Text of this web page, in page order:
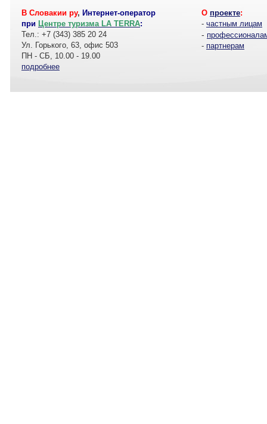
В Словакии ру, Интернет-оператор
при Центре туризма LA TERRA:
Тел.: +7 (343) 385 20 24
Ул. Горького, 63, офис 503
ПН - СБ, 10.00 - 19.00
подробнее
О проекте:
- частным лицам
-
- партнерам